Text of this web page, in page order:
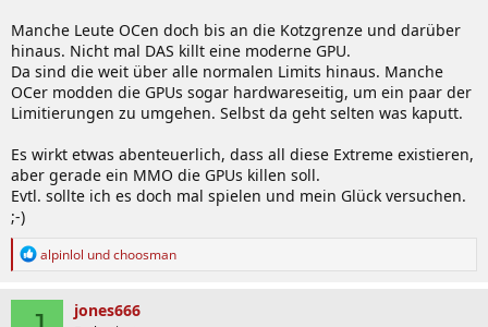
Manche Leute OCen doch bis an die Kotzgrenze und darüber
hinaus. Nicht mal DAS killt eine moderne GPU.
Da sind die weit über alle normalen Limits hinaus. Manche
OCer modden die GPUs sogar hardwareseitig, um ein paar der
Limitierungen zu umgehen. Selbst da geht selten was kaputt.
Es wirkt etwas abenteuerlich, dass all diese Extreme existieren,
aber gerade ein MMO die GPUs killen soll.
Evtl. sollte ich es doch mal spielen und mein Glück versuchen.
;-)
R
k
t
alpinlol undchoosman
jones666